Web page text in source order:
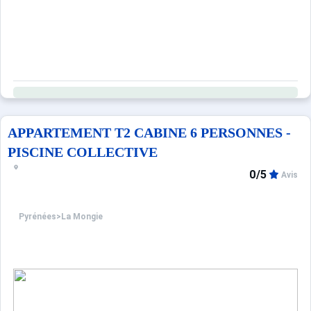
APPARTEMENT T2 CABINE 6 PERSONNES -
PISCINE COLLECTIVE
Pyrénées> La Mongie
0/5 Avis